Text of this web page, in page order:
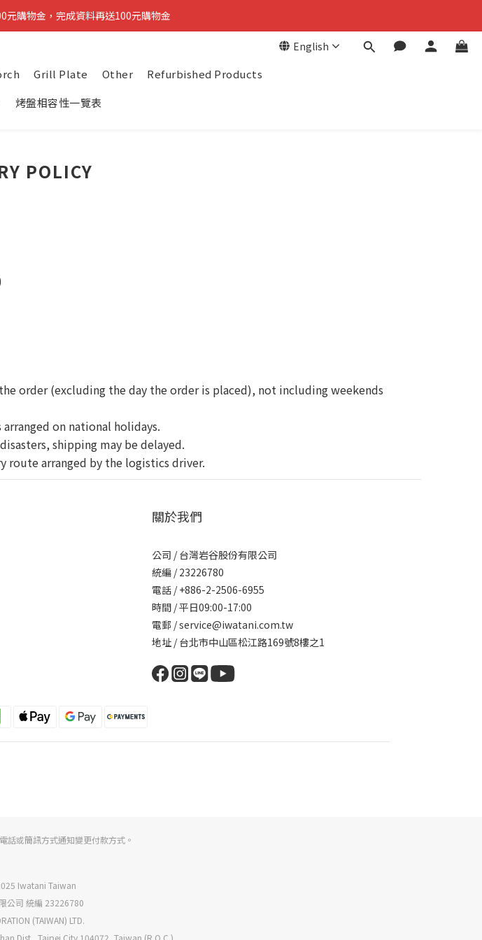
元購物金，完成資料再送100元購物金
元購物金，完成資料再送100元購物金
單推薦人可獲得200元購物金
購物金，完成資料再送100元購物金
English
Grill Plate Other
Refurbished Products
烤盤相容性一覽表
POLICY
order (excluding the day the order is placed), not including weekends
on national holidays.
shipping may be delayed.
route arranged by the logistics driver.
關於我們
公司 / 台灣岩谷股份有限公司
統編 / 23226780
電話 / +886-2-2506-6955
時間 / 平日09:00-17:00
電郵 / service@iwatani.com.tw
地址 / 台北市中山區松江路169號8樓之1
話或簡訊方式通知變更付款方式。
Iwatani Taiwan
公司 統編 23226780
(TAIWAN) LTD.